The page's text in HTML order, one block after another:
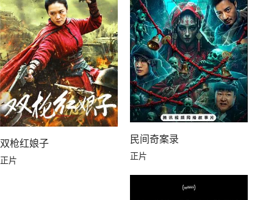
双枪红娘子
正片
民间奇案录
正片